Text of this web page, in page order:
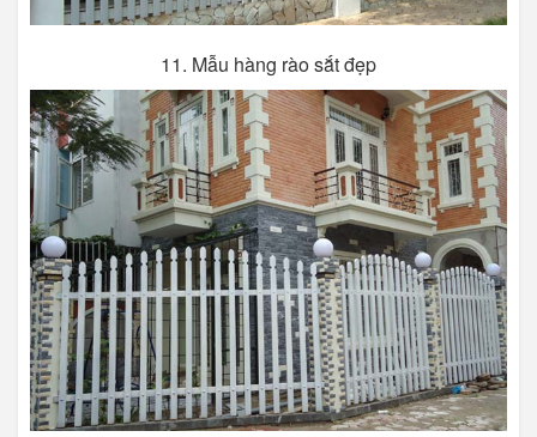
11. Mẫu hàng rào sắt đẹp